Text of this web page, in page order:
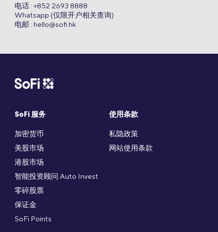
SoFi 服务
加密货币
美股市场
港股市场
智能投资顾问 Auto Invest
零碎股票
保证金
SoFi Points
使用条款
私隐政策
网站使用条款
电话 : +852 2693 8888
Whatsapp (仅限开户相关查询)
电邮 : hello@sofi.hk